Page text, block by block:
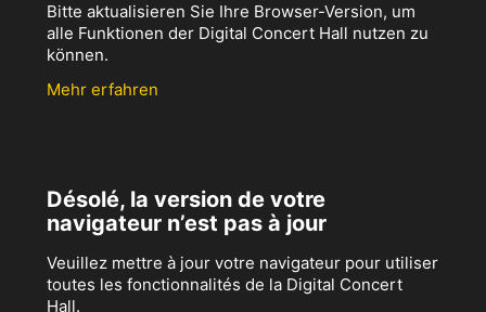
Bitte aktualisieren Sie Ihre Browser-Version, um
alle Funktionen der Digital Concert Hall nutzen zu
können.
Mehr erfahren
Désolé, la version de votre
navigateur n’est pas à jour
Veuillez mettre à jour votre navigateur pour utiliser
toutes les fonctionnalités de la Digital Concert
Hall.